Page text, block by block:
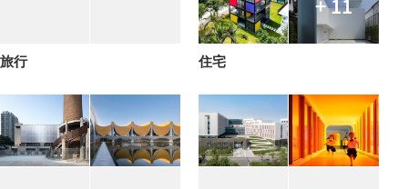
旅行
+ 11
住宅